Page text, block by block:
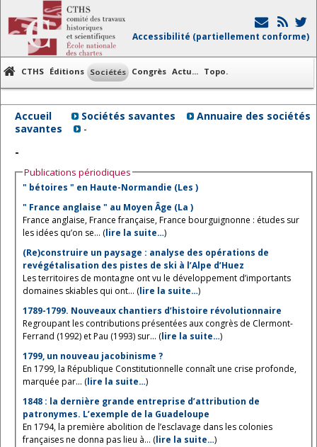
Accessibilité (partiellement conforme)
CTHS Éditions Sociétés Congrès Actu... Topo.
Accueil Sociétés savantes
Annuaire des sociétés
savantes
-
-
Publications périodiques
" bétoires " en Haute-Normandie (Les )
" France anglaise " au Moyen Âge (La )
France anglaise, France française, France bourguignonne : études sur
les idées qu’on se... (lire la suite…)
(Re)construire un paysage : analyse des opérations de
revégétalisation des pistes de ski à l’Alpe d’Huez
Les territoires de montagne ont vu le développement d’importants
domaines skiables qui ont... (lire la suite…)
1789-1799. Nouveaux chantiers d’histoire révolutionnaire
Regroupant les contributions présentées aux congrès de Clermont-
Ferrand (1992) et Pau (1993) sur... (lire la suite…)
1799, un nouveau jacobinisme ?
En 1799, la République Constitutionnelle connaît une crise profonde,
marquée par... (lire la suite…)
1848 : la dernière grande entreprise d’attribution de
patronymes. L’exemple de la Guadeloupe
En 1794, la première abolition de l’esclavage dans les colonies
françaises ne donna pas lieu à... (lire la suite…)